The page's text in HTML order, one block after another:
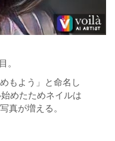
。
もよう」と命名し
めたためネイルは
真が増える。